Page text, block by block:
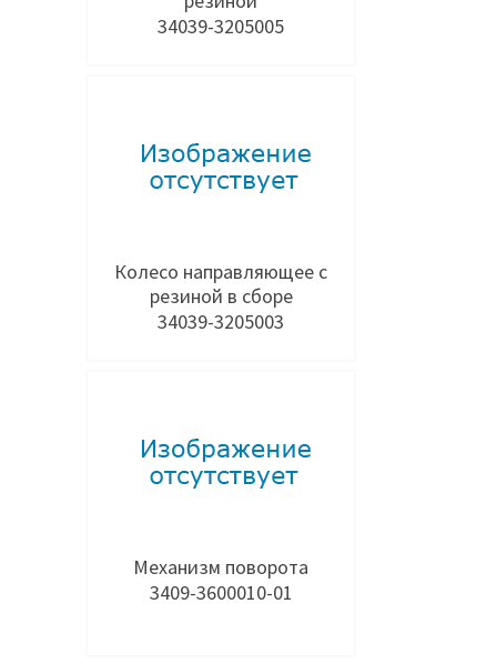
34039-3205005
Колесо направляющее с
резиной в сборе
34039-3205003
Механизм поворота
3409-3600010-01